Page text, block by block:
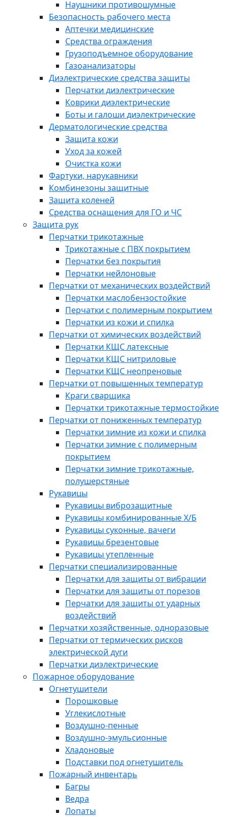
Наушники противошумные
Безопасность рабочего места
Аптечки медицинские
Средства ограждения
Грузоподъемное оборудование
Газоанализаторы
Диэлектрические средства защиты
Перчатки диэлектрические
Коврики диэлектрические
Боты и галоши диэлектрические
Дерматологические средства
Защита кожи
Уход за кожей
Очистка кожи
Фартуки, нарукавники
Комбинезоны защитные
Защита коленей
Средства оснащения для ГО и ЧС
Защита рук
Перчатки трикотажные
Трикотажные с ПВХ покрытием
Перчатки без покрытия
Перчатки нейлоновые
Перчатки от механических воздействий
Перчатки маслобензостойкие
Перчатки с полимерным покрытием
Перчатки из кожи и спилка
Перчатки от химических воздействий
Перчатки КЩС латексные
Перчатки КЩС нитриловые
Перчатки КЩС неопреновые
Перчатки от повышенных температур
Краги сварщика
Перчатки трикотажные термостойкие
Перчатки от пониженных температур
Перчатки зимние из кожи и спилка
Перчатки зимние с полимерным
покрытием
Перчатки зимние трикотажные,
полушерстяные
Рукавицы
Рукавицы виброзащитные
Рукавицы комбинированные Х/Б
Рукавицы суконные, вачеги
Рукавицы брезентовые
Рукавицы утепленные
Перчатки специализированные
Перчатки для защиты от вибрации
Перчатки для защиты от порезов
Перчатки для защиты от ударных
воздействий
Перчатки хозяйственные, одноразовые
Перчатки от термических рисков
электрической дуги
Перчатки диэлектрические
Пожарное оборудование
Огнетушители
Порошковые
Углекислотные
Воздушно-пенные
Воздушно-эмульсионные
Хладоновые
Подставки под огнетушитель
Пожарный инвентарь
Багры
Ведра
Лопаты